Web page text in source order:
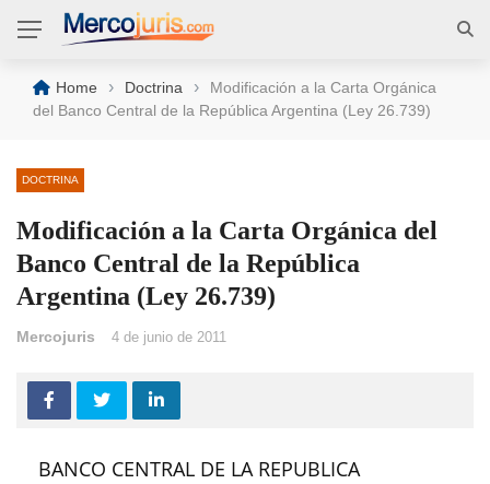
Home › Doctrina ›
Modificación a la Carta Orgánica
del Banco Central de la República Argentina (Ley 26.739)
DOCTRINA
Modificación a la Carta Orgánica del
Banco Central de la República
Argentina (Ley 26.739)
Mercojuris 4 de junio de 2011
BANCO CENTRAL DE LA REPUBLICA